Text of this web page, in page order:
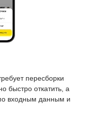
пересборки
быстро откатить, а
входным данным и